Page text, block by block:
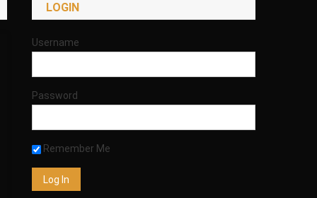
LOGIN
Username
Password
Remember Me